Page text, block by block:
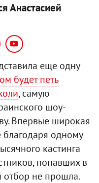
Анастасией
еще одну
будет петь
, самую
шоу-
Впервые широкая
благодаря одному
кастинга
попавших в
отбор не прошла.